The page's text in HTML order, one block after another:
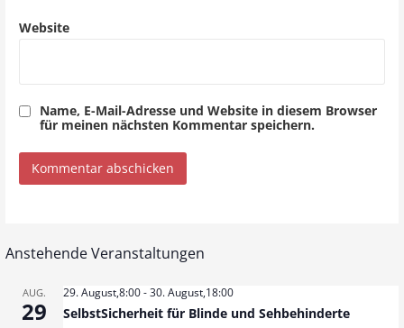
Website
Name, E-Mail-Adresse und Website in diesem Browser
für meinen nächsten Kommentar speichern.
Anstehende Veranstaltungen
AUG.
29
29. August,8:00-30. August,18:00
SelbstSicherheit für Blinde und Sehbehinderte